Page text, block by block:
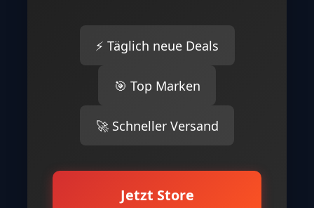
⚡ Täglich neue Deals
🎯 Top Marken
🚀 Schneller Versand
Jetzt Store